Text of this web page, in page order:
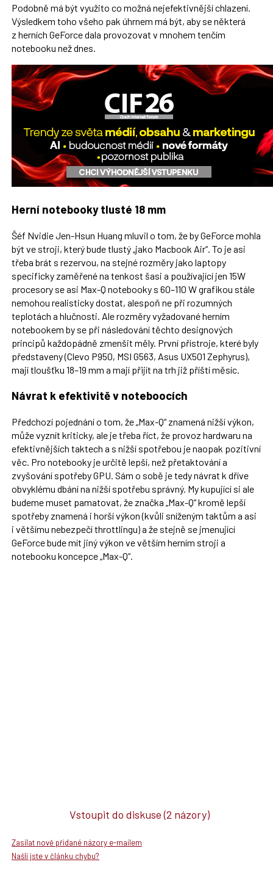
Podobně má být využito co možná nejefektivnější chlazení.
Výsledkem toho všeho pak úhrnem má být, aby se některá
z herních GeForce dala provozovat v mnohem tenčím
notebooku než dnes.
Herní notebooky tlusté 18 mm
Šéf Nvidie Jen-Hsun Huang mluvil o tom, že by GeForce mohla
být ve stroji, který bude tlustý „jako Macbook Air“. To je asi
třeba brát s rezervou, na stejné rozměry jako laptopy
specificky zaměřené na tenkost šasi a používající jen 15W
procesory se asi Max-Q notebooky s 60–110 W grafikou stále
nemohou realisticky dostat, alespoň ne při rozumných
teplotách a hlučnosti. Ale rozměry vyžadované herním
notebookem by se při následování těchto designových
principů každopádně zmenšit měly. První přístroje, které byly
představeny (Clevo P950, MSI G563, Asus UX501 Zephyrus),
mají tloušťku 18–19 mm a mají přijít na trh již příští měsíc.
Návrat k efektivitě v noteboocích
Předchozí pojednání o tom, že „Max-Q“ znamená nižší výkon,
může vyznít kriticky, ale je třeba říct, že provoz hardwaru na
efektivnějších taktech a s nižší spotřebou je naopak pozitivní
věc. Pro notebooky je určitě lepší, než přetaktování a
zvyšování spotřeby GPU. Sám o sobě je tedy návrat k dříve
obvyklému dbání na nižší spotřebu správný. My kupující si ale
budeme muset pamatovat, že značka „Max-Q“ kromě lepší
spotřeby znamená i horší výkon (kvůli sníženým taktům a asi
i většímu nebezpečí throttlingu) a že stejně se jmenující
GeForce bude mít jiný výkon ve větším herním stroji a
notebooku koncepce „Max-Q“.
Vstoupit do diskuse(2 názory)
Zasílat nově přidané názory e-mailem
Našli jste v článku chybu?